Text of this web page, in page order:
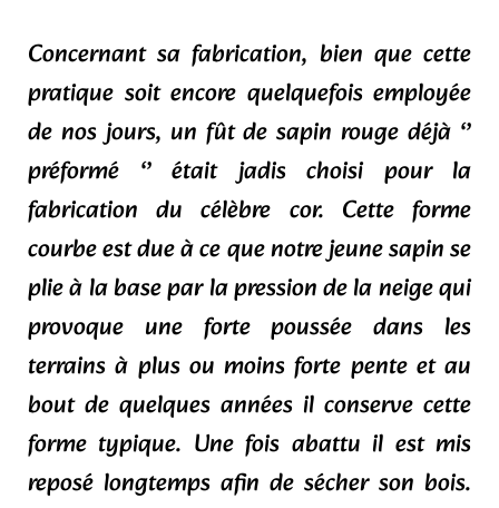
Concernant sa fabrication, bien que cette
pratique soit encore quelquefois employée
de nos jours, un fût de sapin rouge déjà ‘’
préformé ‘’ était jadis choisi pour la
fabrication du célèbre cor. Cette forme
courbe est due à ce que notre jeune sapin se
plie à la base par la pression de la neige qui
provoque une forte poussée dans les
terrains à plus ou moins forte pente et au
bout de quelques années il conserve cette
forme typique. Une fois abattu il est mis
reposé longtemps afin de sécher son bois.